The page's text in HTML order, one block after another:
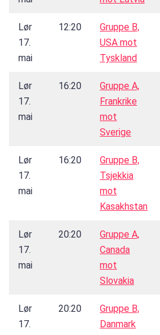
Lør
17.
mai
12:20
Gruppe B,
USA mot
Tyskland
Lør
17.
mai
16:20
Gruppe A,
Frankrike
mot
Sverige
Lør
17.
mai
16:20
Gruppe B,
Tsjekkia
mot
Kasakhstan
Lør
17.
mai
20:20
Gruppe A,
Canada
mot
Slovakia
Lør
17.
20:20
Gruppe B,
Danmark